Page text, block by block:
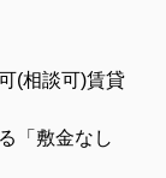
(相談可)賃貸
「敷金なし